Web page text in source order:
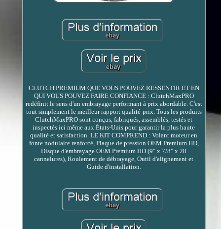
CLUTCH PREMIUM QUE VOUS POUVEZ RESSENTIR ET EN
QUI VOUS POUVEZ FAIRE CONFIANCE : ClutchMaxPRO
redéfinit le sens d'un embrayage performant à prix abordable. C'est
tout simplement le meilleur rapport qualité-prix. Tous les produits
ClutchMaxPRO sont conçus, fabriqués, assemblés, testés et
inspectés ici même aux États-Unis pour garantir la plus haute
qualité et satisfaction. LE KIT COMPREND : Volant moteur en
fonte nodulaire renforcé, Plaque de pression OEM Premium HD,
Disque d'embrayage OEM Premium HD (9" x 7/8" x 28
cannelures), Roulement de débrayage, Outil d'alignement et
Guide d'installation.